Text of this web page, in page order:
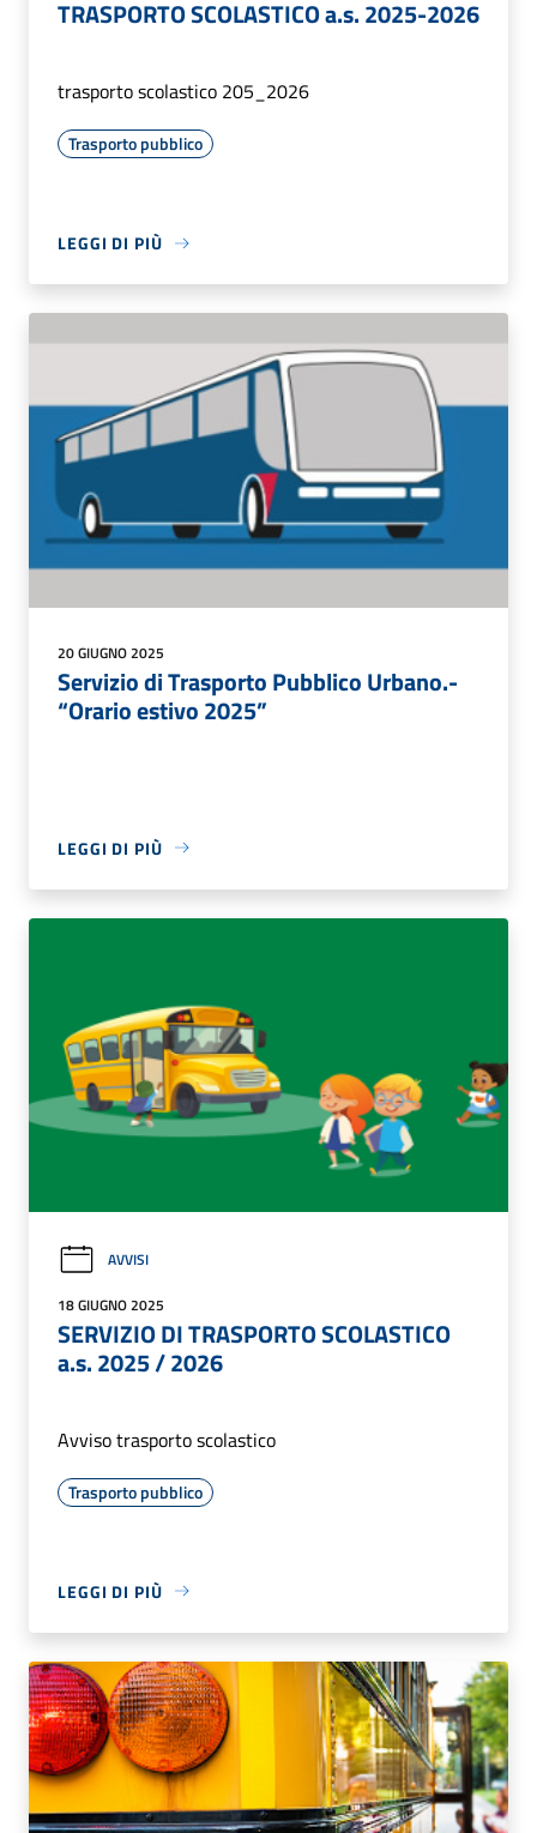
TRASPORTO SCOLASTICO a.s. 2025-2026
trasporto scolastico 205_2026
Trasporto pubblico
LEGGI DI PIÙ
20 GIUGNO 2025
Servizio di Trasporto Pubblico Urbano.-
“Orario estivo 2025”
LEGGI DI PIÙ
AVVISI
18 GIUGNO 2025
SERVIZIO DI TRASPORTO SCOLASTICO
a.s. 2025 / 2026
Avviso trasporto scolastico
Trasporto pubblico
LEGGI DI PIÙ